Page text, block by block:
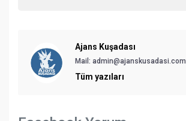
Ajans Kuşadası
Mail: admin@ajanskusadasi.com
Tüm yazıları